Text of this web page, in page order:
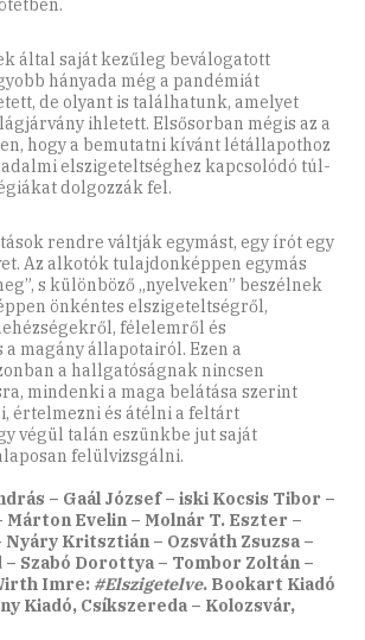
által saját kezűleg beválogatott
hányada még a pandémiát
de olyant is találhatunk, amelyet
ihletett. Elsősorban mégis az a
hogy a bemutatni kívánt létállapothoz
elszigeteltséghez kapcsolódó túl-
dolgozzák fel.
rendre váltják egymást, egy írót egy
Az alkotók tulajdonképpen egymás
s különböző „nyelveken” beszélnek
önkéntes elszigeteltségről,
félelemről és
a magány állapotairól. Ezen a
a hallgatóságnak nincsen
mindenki a maga belátása szerint
értelmezni és átélni a feltárt
végül talán eszünkbe jut saját
felülvizsgálni.
– Gaál József – iski Kocsis Tibor –
Márton Evelin – Molnár T. Eszter –
Kritsztián – Ozsváth Zsuzsa –
Szabó Dorottya – Tombor Zoltán –
Imre: #Elszigetelve. Bookart Kiadó
Kiadó, Csíkszereda – Kolozsvár,